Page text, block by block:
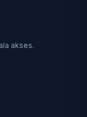
akses.